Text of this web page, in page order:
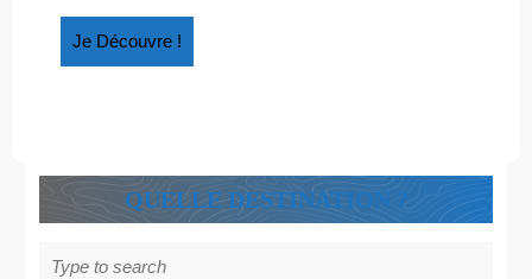
Je Découvre !
Découvre
QUELLE DESTINATION ?